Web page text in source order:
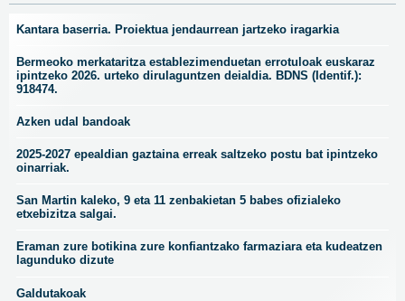
Kantara baserria. Proiektua jendaurrean jartzeko iragarkia
Bermeoko merkataritza establezimenduetan errotuloak euskaraz
ipintzeko 2026. urteko dirulaguntzen deialdia. BDNS (Identif.):
918474.
Azken udal bandoak
2025-2027 epealdian gaztaina erreak saltzeko postu bat ipintzeko
oinarriak.
San Martin kaleko, 9 eta 11 zenbakietan 5 babes ofizialeko
etxebizitza salgai.
Eraman zure botikina zure konfiantzako farmaziara eta kudeatzen
lagunduko dizute
Galdutakoak